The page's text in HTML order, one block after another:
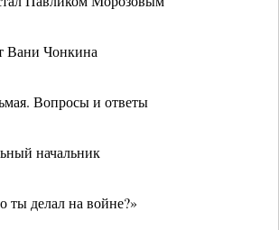
Вани Чонкина
Вопросы и ответы
начальник
ты делал на войне?»